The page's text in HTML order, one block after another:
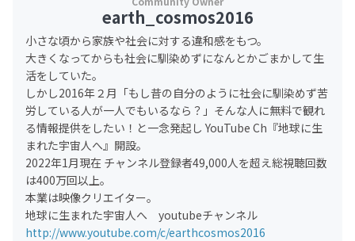
earth_cosmos2016
小さな頃から家族や社会に対する違和感をもつ。
大きくなってからも社会に馴染めずになんとかごまかして生
活をしていた。
しかし2016年２月「もし昔の自分のように社会に馴染めず苦
労している人が一人でもいるなら？」そんな人に無料で観れ
る情報提供をしたい！と一念発起し YouTube Ch『地球に生
まれた宇宙人へ』開設。
2022年1月現在 チャンネル登録者49,000人を超え総視聴回数
は400万回以上。
本業は映像クリエイター。
地球に生まれた宇宙人へ youtubeチャンネル
http://www.youtube.com/c/earthcosmos2016